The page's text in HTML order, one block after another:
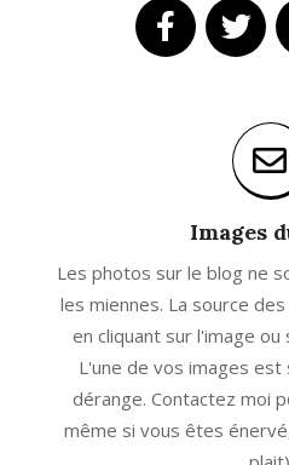
Images
Les photos sur le blog ne
les miennes. La source
en cliquant sur l'image ou
L'une de vos images
dérange. Contactez moi
même si vous êtes